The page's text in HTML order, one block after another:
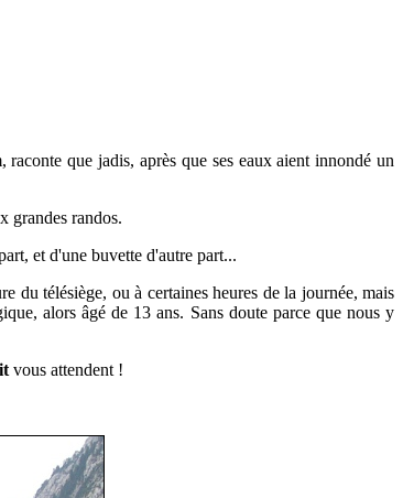
que jadis, après que ses eaux aient innondé un
grandes randos.
et d'une buvette d'autre part...
du télésiège, ou à certaines heures de la journée, mais
alors âgé de 13 ans. Sans doute parce que nous y
vous attendent !